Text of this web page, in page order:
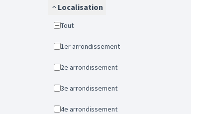
Localisation
Tout
1er arrondissement
2e arrondissement
3e arrondissement
4e arrondissement